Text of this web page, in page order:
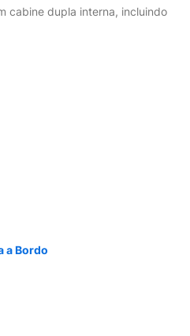
cabine dupla interna, incluindo
a Bordo